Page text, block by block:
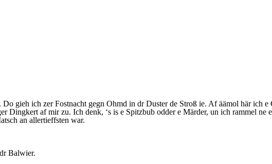
Do gieh ich zer Fostnacht gegn Ohmd in dr Duster de Stroß ie. Af äämol här ich
Dingkert af mir zu. Ich denk, ‘s is e Spitzbub odder e Märder, un ich rammel
an allertieffsten war.
Balwier.